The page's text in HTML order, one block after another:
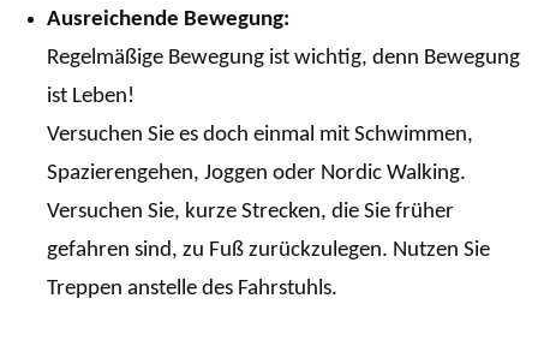
Ausreichende Bewegung:
Regelmäßige Bewegung ist wichtig, denn Bewegung
ist Leben!
Versuchen Sie es doch einmal mit Schwimmen,
Spazierengehen, Joggen oder Nordic Walking.
Versuchen Sie, kurze Strecken, die Sie früher
gefahren sind, zu Fuß zurückzulegen. Nutzen Sie
Treppen anstelle des Fahrstuhls.